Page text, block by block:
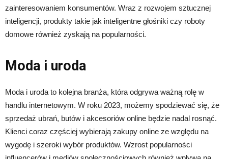
zainteresowaniem konsumentów. Wraz z rozwojem sztucznej
inteligencji, produkty takie jak inteligentne głośniki czy roboty
domowe również zyskają na popularności.
Moda i uroda
Moda i uroda to kolejna branża, która odgrywa ważną rolę w
handlu internetowym. W roku 2023, możemy spodziewać się, że
sprzedaż ubrań, butów i akcesoriów online będzie nadal rosnąć.
Klienci coraz częściej wybierają zakupy online ze względu na
wygodę i szeroki wybór produktów. Wzrost popularności